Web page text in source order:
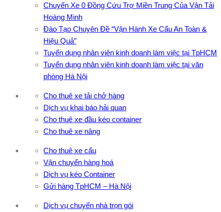
Chuyến Xe 0 Đồng Cứu Trợ Miền Trung Của Vận Tải
Hoàng Minh
Đào Tạo Chuyên Đề “Vận Hành Xe Cẩu An Toàn &
Hiệu Quả”
Tuyển dụng nhân viên kinh doanh làm việc tại TpHCM
Tuyển dụng nhân viên kinh doanh làm việc tại văn
phòng Hà Nội
Cho thuê xe tải chở hàng
Dịch vụ khai báo hải quan
Cho thuê xe đầu kéo container
Cho thuê xe nâng
Cho thuê xe cẩu
Vận chuyển hàng hoá
Dịch vụ kéo Container
Gửi hàng TpHCM – Hà Nội
Dịch vụ chuyển nhà trọn gói